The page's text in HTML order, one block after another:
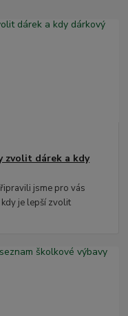
zvolit dárek a kdy
jsme pro vás
je lepší zvolit